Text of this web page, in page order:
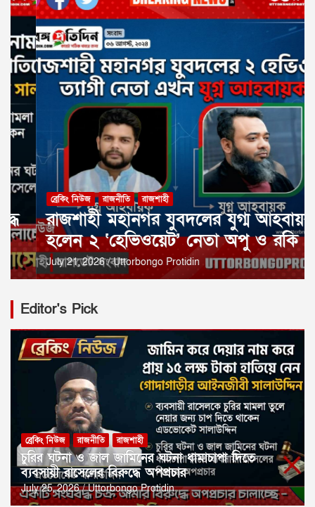
ব্রেকিং নিউজ রাজনীতি রাজশাহী
রাজশাহী মহানগর যুবদলের যুগ্ম আহবায়ক
হলেন ২ ‘হেভিওয়েট’ নেতা অপু ও রকি
July 21, 2026 Uttorbongo Protidin
Editor's Pick
ব্রেকিং নিউজ রাজনীতি রাজশাহী
চুরির ঘটনা ও জাল জামিনের ঘটনা ধামাচাপা দিতে
ব্যবসায়ী রাসেলের বিরুদ্ধে অপপ্রচার
July 25, 2026 Uttorbongo Protidin